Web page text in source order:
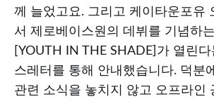
께 늘었고요. 그리고 케이타운포유
서 제로베이스원의 데뷔를 기념하
[YOUTH IN THE SHADE]가 열린
스레터를 통해 안내했습니다. 덕분
관련 소식을 놓치지 않고 오프라인